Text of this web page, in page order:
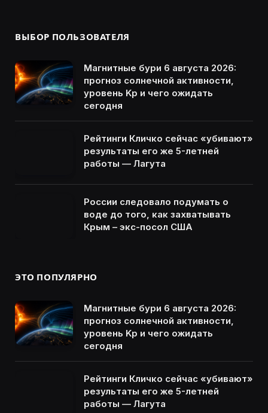
ВЫБОР ПОЛЬЗОВАТЕЛЯ
Магнитные бури 6 августа 2026:
прогноз солнечной активности,
уровень Kp и чего ожидать
сегодня
Рейтинги Кличко сейчас «убивают»
результаты его же 5-летней
работы — Лагута
России следовало подумать о
воде до того, как захватывать
Крым – экс-посол США
ЭТО ПОПУЛЯРНО
Магнитные бури 6 августа 2026:
прогноз солнечной активности,
уровень Kp и чего ожидать
сегодня
Рейтинги Кличко сейчас «убивают»
результаты его же 5-летней
работы — Лагута